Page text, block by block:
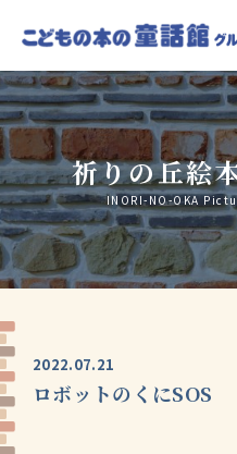
祈りの丘絵
INORI-NO-OKA
2022.07.21
ロボットのくにSOS